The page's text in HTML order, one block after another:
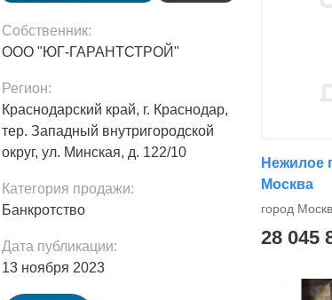
Собственник:
ООО "ЮГ-ГАРАНТСТРОЙ"
Регион:
Краснодарский край, г. Краснодар,
тер. Западный внутригородской
округ, ул. Минская, д. 122/10
Категория продажи:
Банкротство
Дата публикации:
13 ноября 2023
Нежилое
Москва
28 045